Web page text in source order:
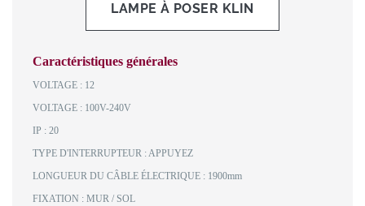
LAMPE À POSER KLIN
Caractéristiques générales
VOLTAGE : 12
VOLTAGE : 100V-240V
IP : 20
TYPE D'INTERRUPTEUR : APPUYEZ
LONGUEUR DU CÂBLE ÉLECTRIQUE : 1900mm
FIXATION : MUR / SOL